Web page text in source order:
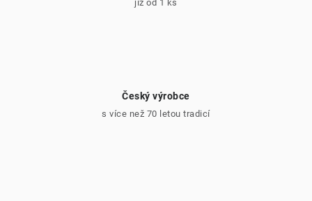
již od 1 ks
Český výrobce
s více než 70 letou tradicí